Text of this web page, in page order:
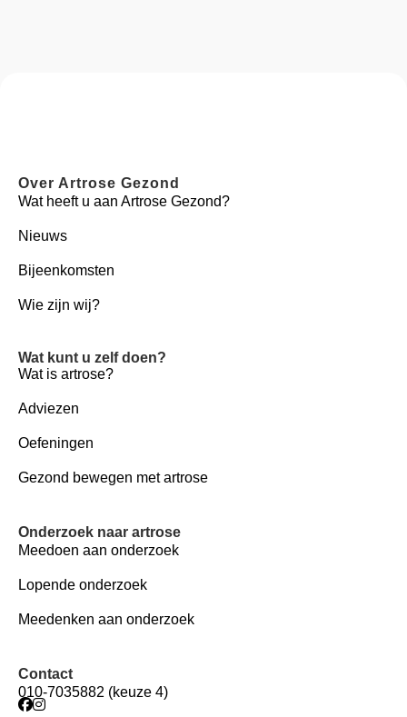
Over Artrose Gezond
Wat heeft u aan Artrose Gezond?
Nieuws
Bijeenkomsten
Wie zijn wij?
Wat kunt u zelf doen?
Wat is artrose?
Adviezen
Oefeningen
Gezond bewegen met artrose
Onderzoek naar artrose
Meedoen aan onderzoek
Lopende onderzoek
Meedenken aan onderzoek
Contact
010-7035882 (keuze 4)